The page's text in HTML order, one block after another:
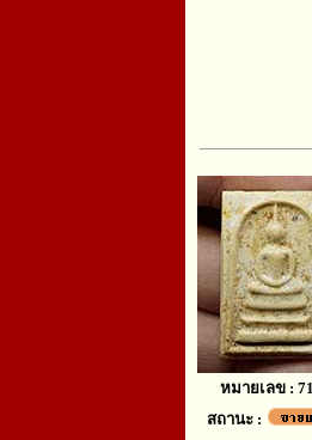
หมายเลข :
สถานะ :